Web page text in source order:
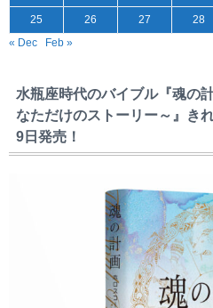
25 26 27 28
« Dec
Feb »
水瓶座時代のバイブル『魂の
なただけのストーリー～』き
9日発売！